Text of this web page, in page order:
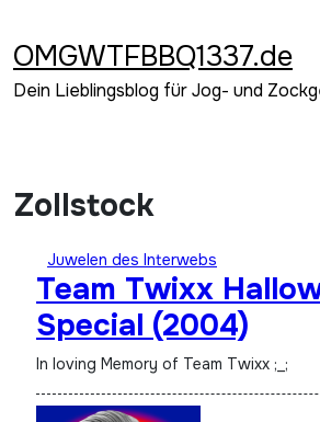
springen
OMGWTFBBQ1337.de
Dein Lieblingsblog für Jog- und
Zollstock
Juwelen des Interwebs
Team Twixx
Special (2004)
In loving Memory of Team Twixx ;_;